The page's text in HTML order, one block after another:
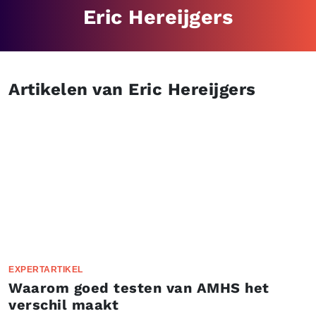
Eric Hereijgers
Artikelen van Eric Hereijgers
EXPERTARTIKEL
Waarom goed testen van AMHS het
verschil maakt